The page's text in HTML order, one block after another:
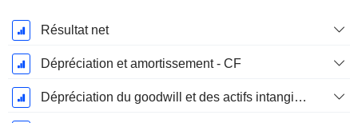
Période
Fiscale:
Décembre
Résultat net
Dépréciation et amortissement - CF
Dépréciation du goodwill et des actifs intangibles